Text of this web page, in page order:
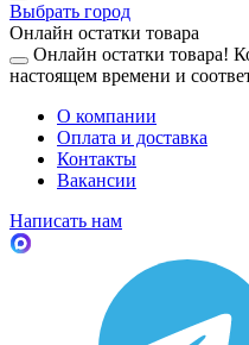
Выбрать город
Онлайн остатки товара
Онлайн остатки товара!
настоящем времени и
О компании
Оплата и доставка
Контакты
Вакансии
Написать нам